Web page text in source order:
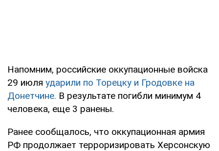
Напомним, российские оккупационные войска
29 июля ударили по Торецку и Гродовке на
Донетчине. В результате погибли минимум 4
человека, еще 3 ранены.
Ранее сообщалось, что оккупационная армия
РФ продолжает терроризировать Херсонскую